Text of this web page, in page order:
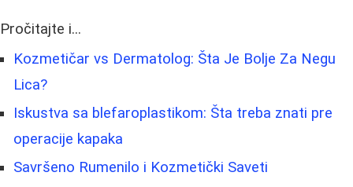
Pročitajte i...
Kozmetičar vs Dermatolog: Šta Je Bolje Za Negu
Lica?
Iskustva sa blefaroplastikom: Šta treba znati pre
operacije kapaka
Savršeno Rumenilo i Kozmetički Saveti